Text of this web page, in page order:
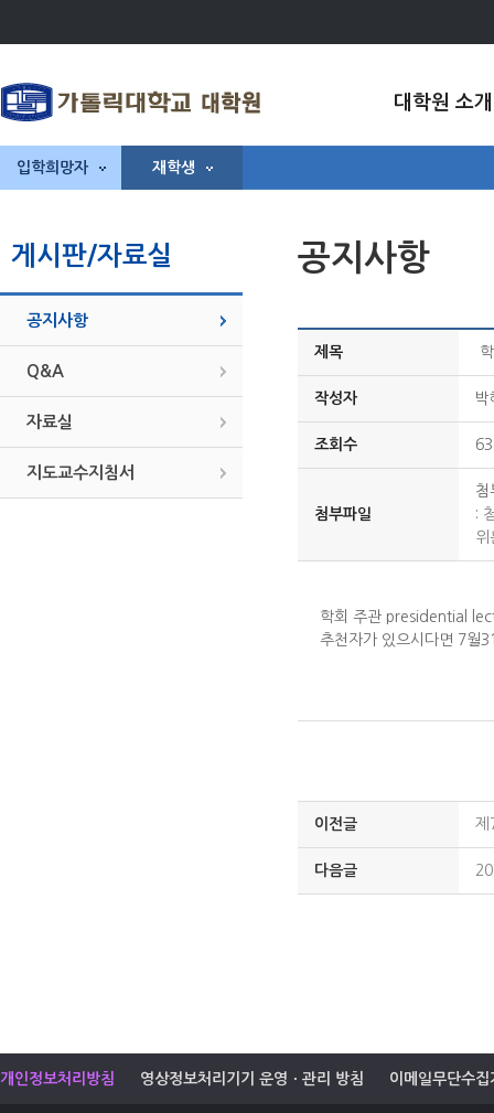
대학원 소개
입학희망자 재학생
게시판/자료실
공지사항
Q&A
자료실
지도교수지침서
공지사항
제목
작성자 박
조회수
첨부파일
첨
:
위
학회 주관 presidential
추천자가 있으시다면 7월
이전글 제
다음글
개인정보처리방침 영상정보처리기기 운영ㆍ관리 방침 이메일무단수집